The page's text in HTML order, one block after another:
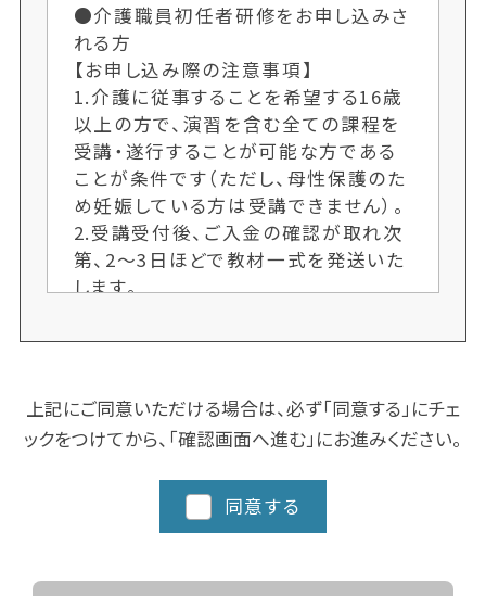
●介護職員初任者研修をお申し込みさ
れる方
【お申し込み際の注意事項】
1.介護に従事することを希望する16歳
以上の方で、演習を含む全ての課程を
受講・遂行することが可能な方である
ことが条件です（ただし、母性保護のた
め妊娠している方は受講できません）。
2.受講受付後、ご入金の確認が取れ次
第、2〜3日ほどで教材一式を発送いた
します。
数の場合、次回開講までお待ちいただ
はお早めにお願いします。又、人数によ
り開講しない場合もございます。ご了承
ください。
4.クラスにより日程や時間を変更する
場合がございますので、ご了承くださ
加カリキュラム、実習など時間数が異
上記にご同意いただける場合は、必ず「同意する」にチェ
ックをつけてから、「確認画面へ進む」にお進みください。
同意する